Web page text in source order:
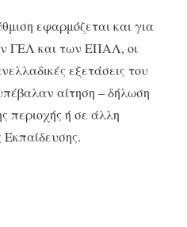
εφαρμόζεται και για
ΓΕΛ και των ΕΠΑΛ, οι
εξετάσεις του
αίτηση – δήλωση
περιοχής ή σε άλλη